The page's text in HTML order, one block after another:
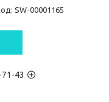
SW-00001165
43